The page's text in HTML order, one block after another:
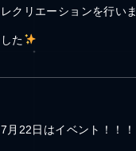
レクリエーションを行いま
した
7月22日はイベント！！！